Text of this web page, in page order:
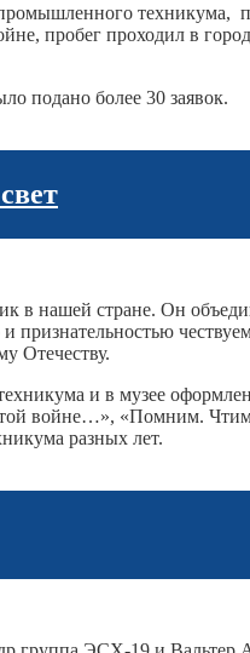
техникума,
пробег проходил в
подано более 30 заявок.
в нашей стране. Он
признательностью
Отечеству.
и в музее
войне…», «Помним.
разных лет.